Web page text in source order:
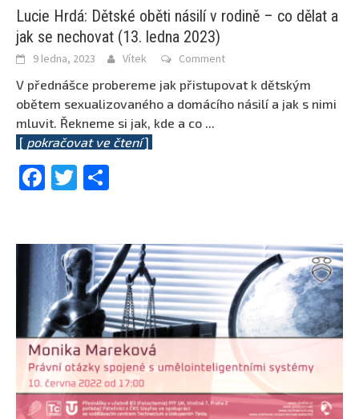
Lucie Hrdá: Dětské oběti násilí v rodině – co dělat a
jak se nechovat (13. ledna 2023)
9 ledna, 2023 Vítek Comment
V přednášce probereme jak přistupovat k dětským
obětem sexualizovaného a domácího násilí a jak s nimi
mluvit. Řekneme si jak, kde a co ...
[ pokračovat ve čtení]
Facebook
Twitter